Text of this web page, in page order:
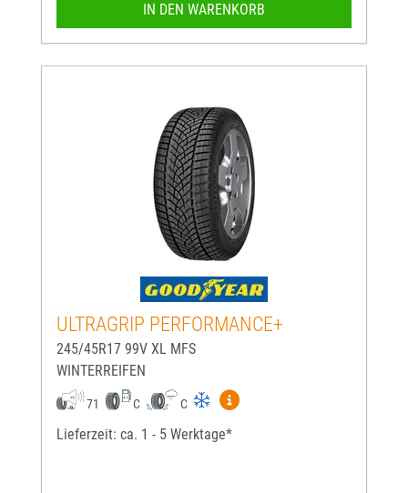
IN DEN WARENKORB
ULTRAGRIP PERFORMANCE+
245/45R17 99V XL MFS
WINTERREIFEN
71 C C
Mehr Informationen zum
Lieferzeit: ca. 1 - 5 Werktage*